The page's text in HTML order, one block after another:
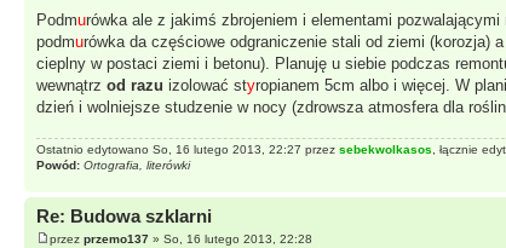
Podmurówka ale z jakimś zbrojeniem i elementami
podmurówka da częściowe odgraniczenie stali od ziemi (korozja)
cieplny w postaci ziemi i betonu). Planuję u siebie podczas
wewnątrz od razu izolować styropianem 5cm albo i więcej. W
dzień i wolniejsze studzenie w nocy (zdrowsza atmosfera dla
Ostatnio edytowano So, 16 lutego 2013, 22:27 przez sebekwolkasos , łącznie
Powód: Ortografia, literówki
Re: Budowa szklarni
przez przemo137 » So, 16 lutego 2013, 22:28